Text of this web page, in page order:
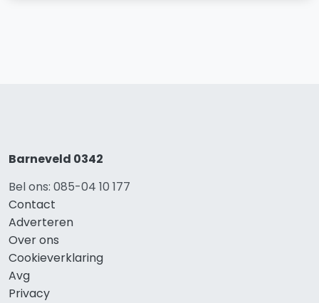
Barneveld 0342
Bel ons: 085-04 10 177
Contact
Adverteren
Over ons
Cookieverklaring
Avg
Privacy